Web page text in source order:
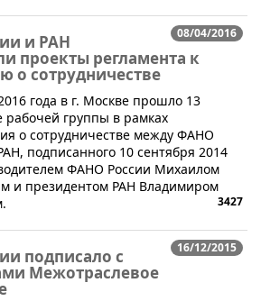
08/04/2016
и РАН
проекты регламента к
о сотрудничестве
года в г. Москве прошло 13
рабочей группы в рамках
о сотрудничестве между ФАНО
подписанного 10 сентября 2014
ФАНО России Михаилом
и президентом РАН Владимиром
3427
16/12/2015
подписало с
Межотраслевое